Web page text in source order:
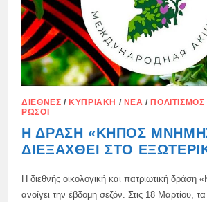
ΔΙΕΘΝΈΣ /ΚΥΠΡΙΑΚΉ / ΝΈΑ /ΠΟΛΙΤΙΣΜΌΣ
ΡΏΣΟΙ
Η ΔΡΆΣΗ «ΚΉΠΟΣ
ΔΙΕΞΑΧΘΕΊ ΣΤΟ
Η διεθνής οικολογική και πατριωτική δράση
ανοίγει την έβδομη σεζόν. Στις 18 Μαρτίου,